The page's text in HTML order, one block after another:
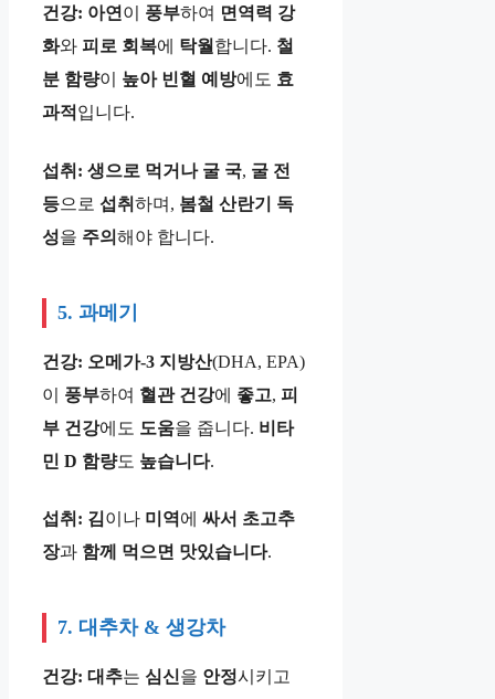
건강: 아연이 풍부하여 면역력 강
화와 피로 회복에 탁월 합니다. 철
분 함량이 높아 빈혈 예방에도 효
과적 입니다.
섭취: 생으로 먹거나 굴 국, 굴 전
등으로 섭취 하며, 봄철 산란기
독
성을 주의 해야 합니다.
5. 과메기
건강: 오메가-3 지방산(DHA, EPA)
이 풍부하여 혈관 건강에 좋고, 피
부 건강에도 도움을 줍니다. 비타
민 D 함량도 높습니다.
섭취: 김이나 미역 에 싸서 초고추
장과 함께 먹으면 맛있습니다.
7. 대추차 & 생강차
건강: 대추는 심신을 안정시키고